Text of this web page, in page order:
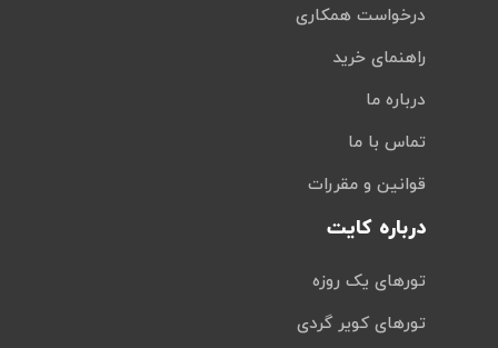
درخواست همکاری
راهنمای خرید
درباره ما
تماس با ما
قوانین و مقررات
درباره کایت
تورهای یک روزه
تورهای کویر گردی